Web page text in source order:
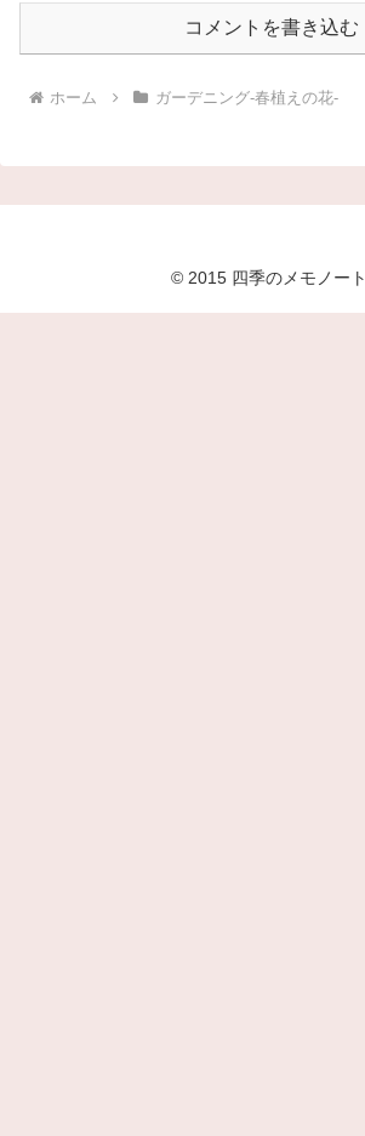
コメントを書き込む
ホーム ガーデニング-春植えの花-
© 2015 四季のメモノート.